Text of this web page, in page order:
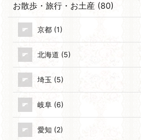
お散歩・旅行・お土産 (80)
京都 (1)
北海道 (5)
埼玉 (5)
岐阜 (6)
愛知 (2)